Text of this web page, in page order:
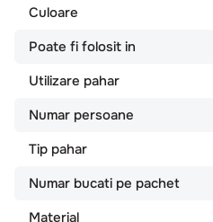
Culoare
Poate fi folosit in
Utilizare pahar
Numar persoane
Tip pahar
Numar bucati pe pachet
Material